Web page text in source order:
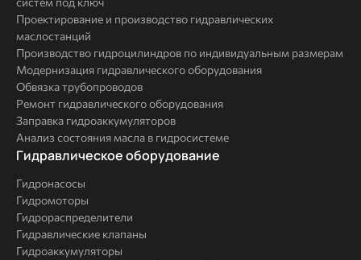
Проектирование и производство гидравлических
маслостанций
Производство гидроцилиндров по индивидуальным размерам
Модернизация гидравлического оборудования
Обвязка трубопроводов
Ремонт гидравлического оборудования
Заправка гидроаккумуляторов
Анализ состояния масла в гидросистеме
Комплексные
Гидравлическое оборудование
Гидронасосы
Гидромоторы
Гидрораспределители
Гидравлические клапаны
Гидроаккумуляторы